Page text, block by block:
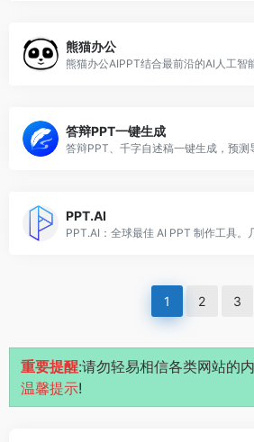
熊猫办公
答辩PPT一键生成
答辩PPT、千字自述稿一键生成，预测
PPT.AI
1 2 3
重要提醒:请勿轻易相信各类网站的
温馨提示!